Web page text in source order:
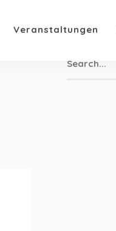
Veranstaltungen